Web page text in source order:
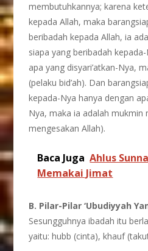
membutuhkannya; karena
kepada Allah, maka
beribadah kepada Allah, ia
siapa yang beribadah
apa yang disyari’atkan-Nya,
(pelaku bid’ah). Dan
kepada-Nya hanya dengan
Nya, maka ia adalah mukmin
mengesakan Allah).
Baca Juga Ahlus
Memakai Jimat
B. Pilar-Pilar ‘Ubudiyyah
Sesungguhnya ibadah itu
yaitu: hubb (cinta), khauf